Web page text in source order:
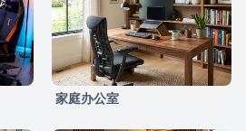
家庭办公室